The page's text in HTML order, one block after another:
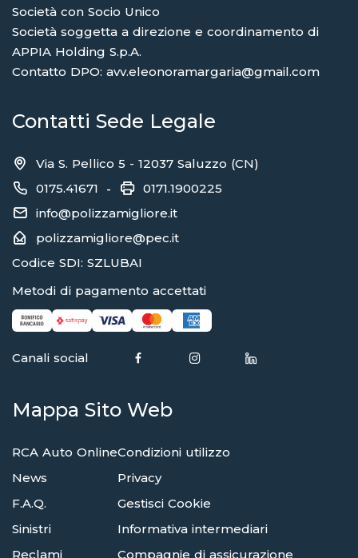
Società con Socio Unico
Società soggetta a direzione e coordinamento di
APPIA Holding S.p.A.
Contatto DPO: avv.eleonoramargaria@gmail.com
Contatti Sede Legale
Via S. Pellico 5 - 12037 Saluzzo (CN)
0175.41671 -
0171.1900225
info@polizzamigliore.it
polizzamigliore@pec.it
Codice SDI: SZLUBAI
Metodi di pagamento accettati
Canali social
Mappa Sito Web
RCA Auto Online
News
F.A.Q.
Sinistri
Reclami
Condizioni utilizzo
Privacy
Gestisci Cookie
Informativa intermediari
Compagnie di assicurazione